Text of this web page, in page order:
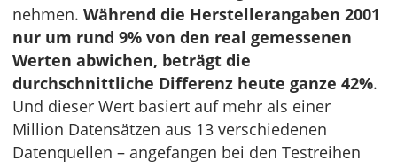
nehmen. Während die Herstellerangaben 2001
nur um rund 9% von den real gemessenen
Werten abwichen, beträgt die
durchschnittliche Differenz heute ganze 42%.
Und dieser Wert basiert auf mehr als einer
Million Datensätzen aus 13 verschiedenen
Datenquellen – angefangen bei den Testreihen